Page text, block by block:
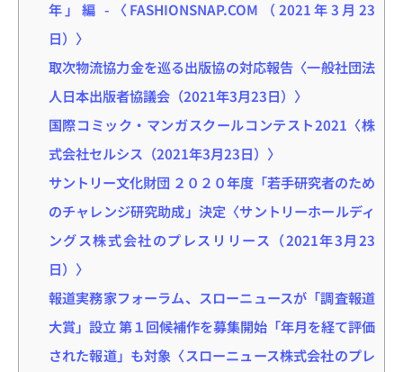
年」編 -〈FASHIONSNAP.COM（2021年3月23
日）〉
取次物流協力金を巡る出版協の対応報告〈一般社団法
人日本出版者協議会（2021年3月23日）〉
国際コミック・マンガスクールコンテスト2021〈株
式会社セルシス（2021年3月23日）〉
サントリー文化財団 ２０２０年度「若手研究者のため
のチャレンジ研究助成」決定〈サントリーホールディ
ングス株式会社のプレスリリース（2021年3月23
日）〉
報道実務家フォーラム、スローニュースが「調査報道
大賞」設立 第１回候補作を募集開始「年月を経て評価
された報道」も対象〈スローニュース株式会社のプレ